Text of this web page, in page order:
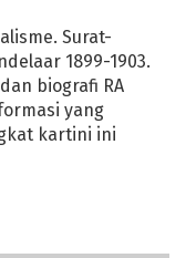
Surat-
1899-1903.
biografi RA
yang
kartini ini